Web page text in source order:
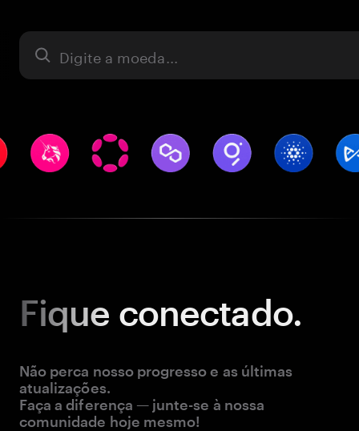
Ativo
Fique conectado.
Não perca nosso progresso e as últimas
atualizações.
Faça a diferença — junte-se à nossa
comunidade hoje mesmo!